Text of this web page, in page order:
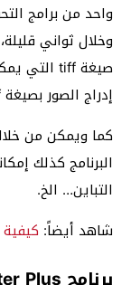
واحد من برامج
وخلال ثواني
إدراج الصور بصيغة tiff والتحويل إلى jpg.
كما ويمكن من
البرنامج كذلك
التباين… الخ.
شاهد أيضاً: